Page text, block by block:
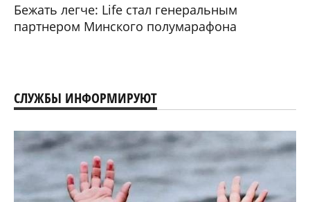
Бежать легче: Life стал генеральным
партнером Минского полумарафона
СЛУЖБЫ ИНФОРМИРУЮТ